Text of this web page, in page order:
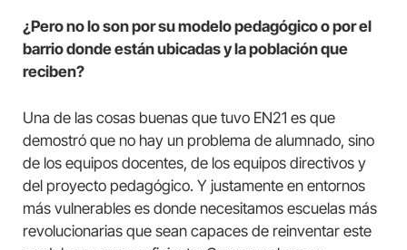
¿Pero no lo son por su modelo pedagógico o por el
barrio donde están ubicadas y la población que
reciben?
Una de las cosas buenas que tuvo EN21 es que
demostró que no hay un problema de alumnado, sino
de los equipos docentes, de los equipos directivos y
del proyecto pedagógico. Y justamente en entornos
más vulnerables es donde necesitamos escuelas más
revolucionarias que sean capaces de reinventar este